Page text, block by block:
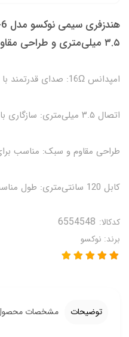
۳.۵ میلی‌متری و طراحی مقاوم
امپدانس 16Ω: صدای قدرتمند با مصرف انرژی کم.
اتصال ۳.۵ میلی‌متری: سازگاری بالا با انواع دستگاه‌ها.
طراحی مقاوم و سبک: مناسب
کابل 120 سانتی‌متری: طول مناسب برای استفاده بدون گره‌خوردگی.
کدکالا:
برند: نوکسو
توضیحات مشخصات